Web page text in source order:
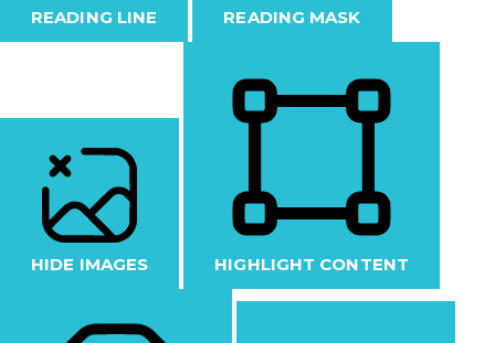
READING LINE READING MASK
HIDE IMAGES HIGHLIGHT CONTENT